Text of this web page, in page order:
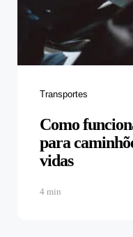
Transportes
Como
para
vidas
4 min